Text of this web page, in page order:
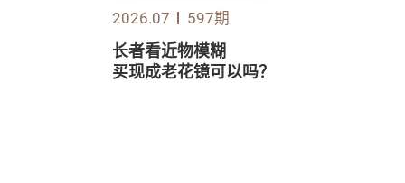
2026.07 597期
长者看近物模糊
买现成老花镜可以吗？